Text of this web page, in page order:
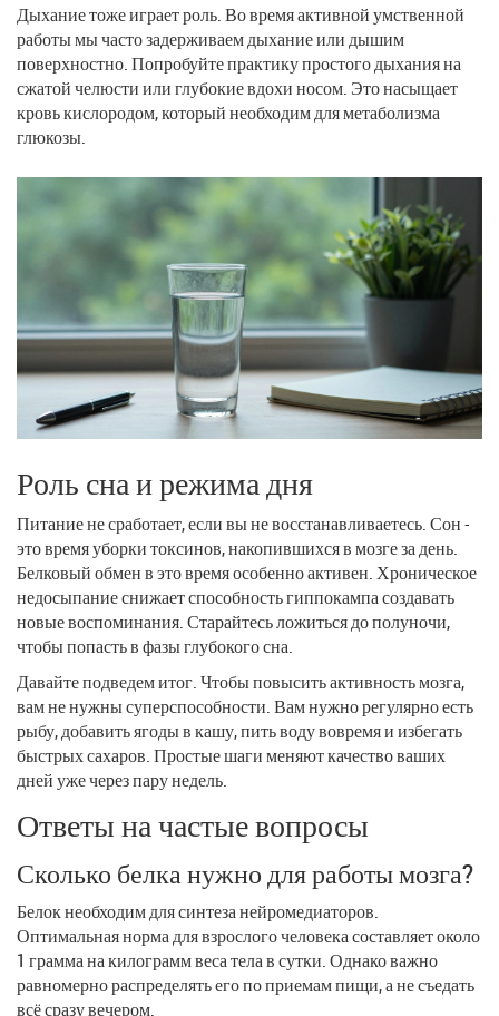
Дыхание тоже играет роль. Во время активной умственной
работы мы часто задерживаем дыхание или дышим
поверхностно. Попробуйте практику простого дыхания на
сжатой челюсти или глубокие вдохи носом. Это насыщает
кровь кислородом, который необходим для метаболизма
глюкозы.
Роль сна и режима дня
Питание не сработает, если вы не восстанавливаетесь. Сон -
это время уборки токсинов, накопившихся в мозге за день.
Белковый обмен в это время особенно активен. Хроническое
недосыпание снижает способность гиппокампа создавать
новые воспоминания. Старайтесь ложиться до полуночи,
чтобы попасть в фазы глубокого сна.
Давайте подведем итог. Чтобы повысить активность мозга,
вам не нужны суперспособности. Вам нужно регулярно есть
рыбу, добавить ягоды в кашу, пить воду вовремя и избегать
быстрых сахаров. Простые шаги меняют качество ваших
дней уже через пару недель.
Ответы на частые вопросы
Сколько белка нужно для работы мозга?
Белок необходим для синтеза нейромедиаторов.
Оптимальная норма для взрослого человека составляет около
1 грамма на килограмм веса тела в сутки. Однако важно
равномерно распределять его по приемам пищи, а не съедать
всё сразу вечером.